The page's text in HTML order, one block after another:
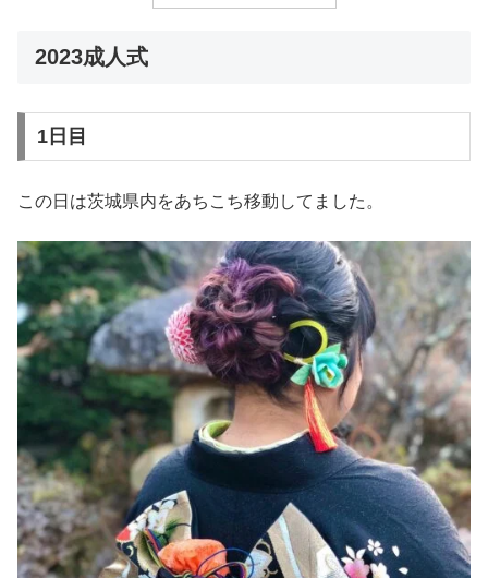
2023成人式
1日目
この日は茨城県内をあちこち移動してました。